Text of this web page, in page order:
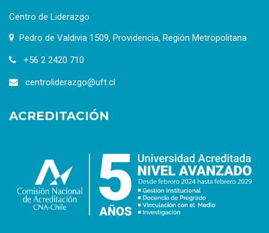
Centro de Liderazgo
Pedro de Valdivia 1509, Providencia, Región Metropolitana
+56 2 2420 710
centroliderazgo@uft.cl
ACREDITACIÓN